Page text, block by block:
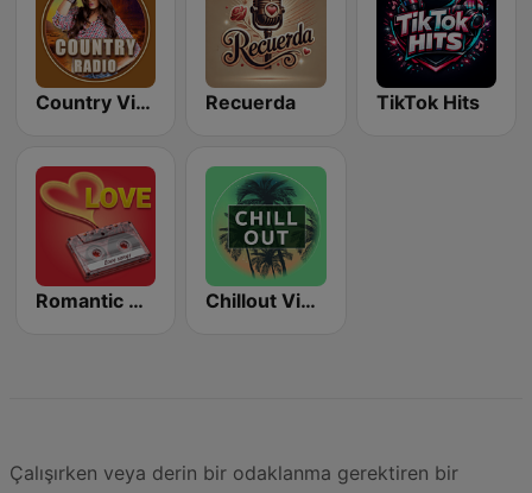
Country Vibes Recuerda TikTok Hits
Romantic Vibes Chillout Vibes
Çalışırken veya derin bir odaklanma gerektiren bir